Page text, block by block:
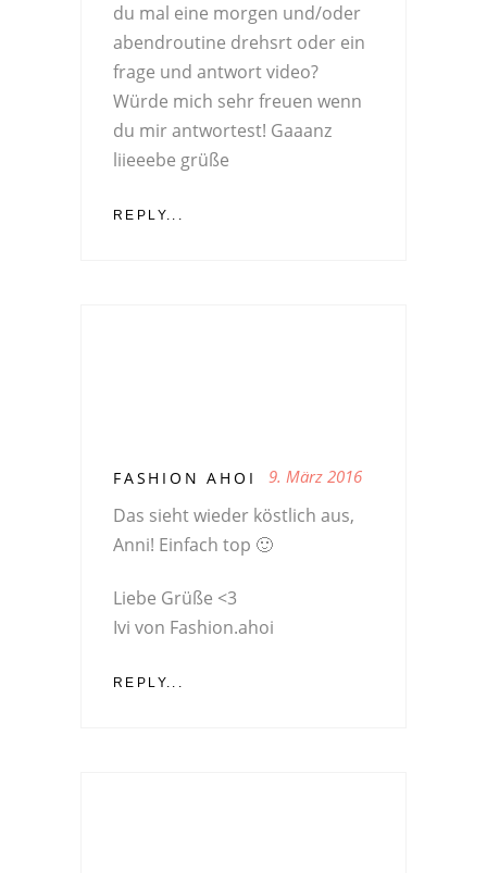
du mal eine morgen und/oder
abendroutine drehsrt oder ein
frage und antwort video?
Würde mich sehr freuen wenn
du mir antwortest! Gaaanz
liieeebe grüße
REPLY...
FASHION AHOI 9. März 2016
Das sieht wieder köstlich aus,
Anni! Einfach top 🙂
Liebe Grüße <3
Ivi von Fashion.ahoi
REPLY...